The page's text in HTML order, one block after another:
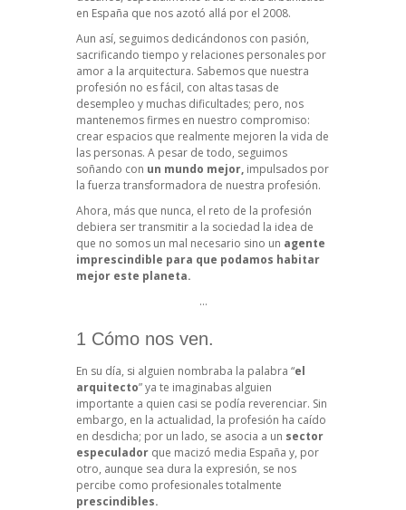
en España que nos azotó allá por el 2008.
Aun así, seguimos dedicándonos con pasión,
sacrificando tiempo y relaciones personales por
amor a la arquitectura. Sabemos que nuestra
profesión no es fácil, con altas tasas de
desempleo y muchas dificultades; pero, nos
mantenemos firmes en nuestro compromiso:
crear espacios que realmente mejoren la vida de
las personas. A pesar de todo, seguimos
soñando con un mundo mejor, impulsados por
la fuerza transformadora de nuestra profesión.
Ahora, más que nunca, el reto de la profesión
debiera ser transmitir a la sociedad la idea de
que no somos un mal necesario sino un agente
imprescindible para que podamos habitar
mejor este planeta.
…
1 Cómo nos ven.
En su día, si alguien nombraba la palabra “el
arquitecto” ya te imaginabas alguien
importante a quien casi se podía reverenciar. Sin
embargo, en la actualidad, la profesión ha caído
en desdicha; por un lado, se asocia a un sector
especulador que macizó media España y, por
otro, aunque sea dura la expresión, se nos
percibe como profesionales totalmente
prescindibles.